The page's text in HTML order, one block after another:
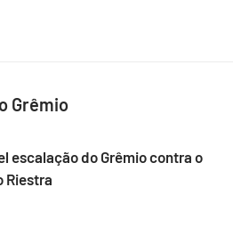
Grêmio
escalação do Grêmio contra o
Riestra